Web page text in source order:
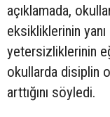
açıklamada,
eksikliklerinin
yetersizliklerinin
okullarda disiplin
arttığını söyledi.